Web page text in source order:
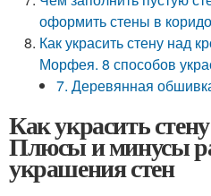
оформить стены в
Как украсить стену над
Морфея. 8 способов
7. Деревянная
Как украсить
Плюсы и минусы
украшения стен